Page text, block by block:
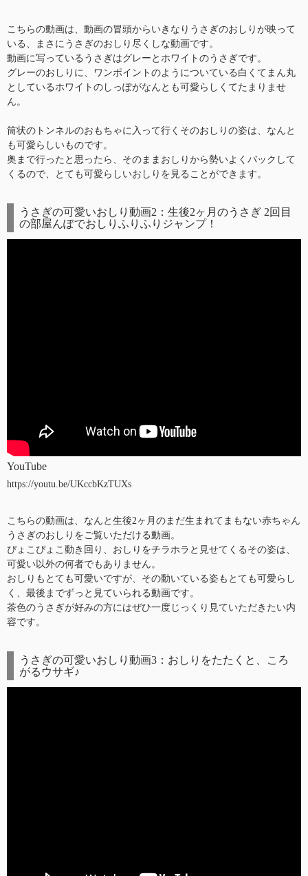
こちらの動画は、動画の冒頭からいきなりうさぎのおしりが映って
いる、まさにうさぎのおしり尽くしな動画です。
動画に写っているうさぎはグレーとホワイトのうさぎです。
グレーのおしりに、ワンポイントのようについている白くてまん丸
としているホワイトのしっぽがなんとも可愛らしくてたまりませ
ん。
筒状のトンネルのおもちゃに入って行くそのおしりの姿は、なんと
も可愛らしいものです。
奥まで行ったと思ったら、そのままおしりから勢いよくバックして
くるので、とても可愛らしいおしりを見ることができます。
うさぎの可愛いおしり動画2：生後2ヶ月のうさぎ 2回目
の部屋んぽでおしりふりふりジャンプ！
YouTube
https://youtu.be/UKccbKzTUXs
こちらの動画は、なんと生後2ヶ月のまだ生まれてまもない赤ちゃん
うさぎのおしりをご覧いただける動画。
ぴょこぴょこ動き回り、おしりをチラホラと見せてくるその姿は、
可愛い以外の何者でもありません。
おしりもとても可愛いですが、その動いている姿もとても可愛らし
く、最後までずっと見ていられる動画です。
茶色のうさぎが好みの方にはぜひ一度じっくり見ていただきたい内
容です。
うさぎの可愛いおしり動画3：おしりをたたくと、ころ
がるウサギ♪